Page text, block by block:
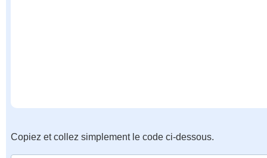
Copiez et collez simplement le code ci-dessous.